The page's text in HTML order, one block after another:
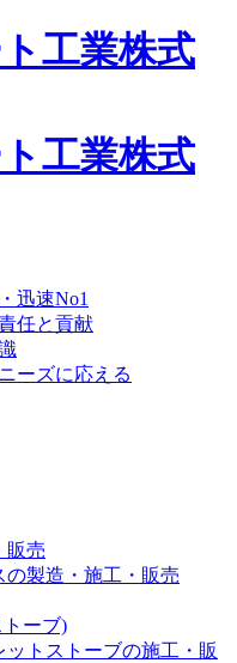
迅速No1
任と貢献
ーズに応える
販売
の製造・施工・販売
ーブ)
トストーブの施工・販